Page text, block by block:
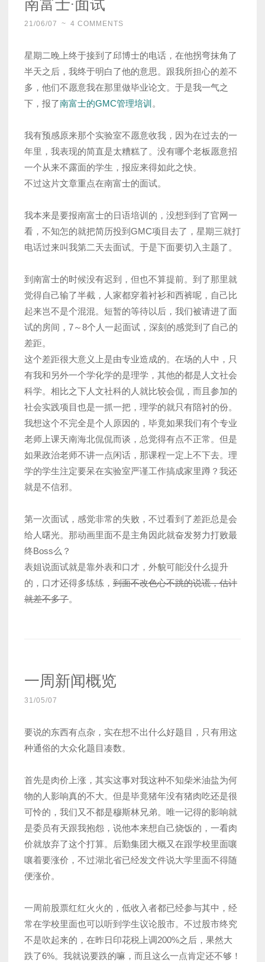
21/06/07 ~ 4 COMMENTS
星期二晚上终于接到了邱博士的电话，在他拐弯抹角了
半天之后，我终于明白了他的意思。跟我所担心的差不
多，他们不愿意我在那里做毕业论文。于是我一气之
下，报了南富士的GMC管理培训 。
我有预感原来那个实验室不愿意收我，因为在过去的一
年里，我表现的简直是太糟糕了。没有哪个老板愿意招
一个从来不露面的学生，报应来得如此之快。
不过这片文章重点在南富士的面试。
我本来是要报南富士的日语培训的，没想到到了官网一
看，不知怎的就把简历投到GMC项目去了，星期三就打
电话过来叫我第二天去面试。于是下面要切入主题了。
到南富士的时候没有迟到，但也不算提前。到了那里就
觉得自己输了半截，人家都穿着衬衫和西裤呢，自己比
起来岂不是个混混。短暂的等待以后，我们被请进了面
试的房间，7～8个人一起面试，深刻的感觉到了自己的
差距。
这个差距很大意义上是由专业造成的。在场的人中，只
有我和另外一个学化学的是理学，其他的都是人文社会
科学。相比之下人文社科的人就比较会侃，而且参加的
社会实践项目也是一抓一把，理学的就只有陪衬的份。
我想这个不完全是个人原因的，毕竟如果我们有个专业
老师上课天南海北侃侃而谈，总觉得有点不正常。但是
如果政治老师不讲一点闲话，那课程一定上不下去。理
学的学生注定要呆在实验室严谨工作搞成家里蹲？我还
就是不信邪。
第一次面试，感觉非常的失败，不过看到了差距总是会
给人曙光。那动画里面不是主角因此就奋发努力打败最
终Boss么？
表姐说面试就是靠外表和口才，外貌可能没什么提升
的，口才还得多练练， 到面不改色心不跳的说谎，估计
就差不多了。
一周新闻概览
31/05/07
要说的东西有点杂，实在想不出什么好题目，只有用这
种通俗的大众化题目凑数。
首先是肉价上涨，其实这事对我这种不知柴米油盐为何
物的人影响真的不大。但是毕竟猪年没有猪肉吃还是很
可怜的，我们又不都是穆斯林兄弟。唯一记得的影响就
是委员有天跟我抱怨，说他本来想自己烧饭的，一看肉
价就放弃了这个打算。后勤集团大概又在跟学校里面嚷
嚷着要涨价，不过湖北省已经发文件说大学里面不得随
便涨价。
一周前股票红红火火的，低收入者都已经参与其中，经
常在学校里面也可以听到学生议论股市。不过股市终究
不是吹起来的，在昨日印花税上调200%之后，果然大
跌了6%。我就说要跌的嘛，而且这么一点肯定还不够！